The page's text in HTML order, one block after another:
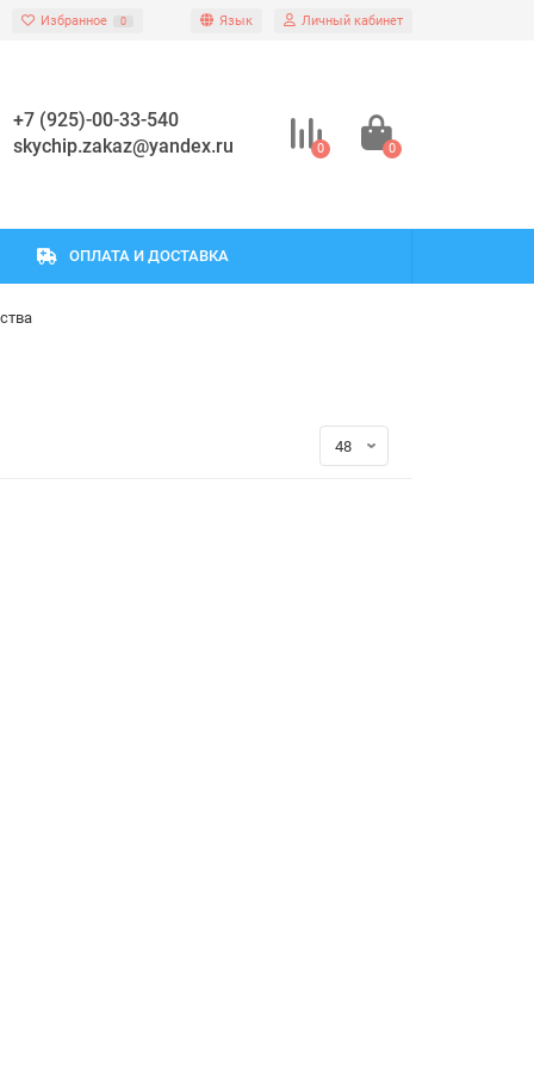
Избранное 0 Язык Личный кабинет
+7 (925)-00-33-540
skychip.zakaz@yandex.ru
0 0
ОПЛАТА И ДОСТАВКА